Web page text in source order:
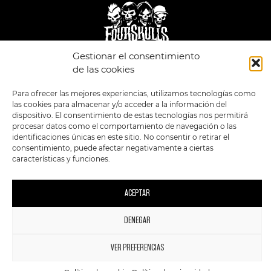
Gestionar el consentimiento
de las cookies
Para ofrecer las mejores experiencias, utilizamos tecnologías como
las cookies para almacenar y/o acceder a la información del
dispositivo. El consentimiento de estas tecnologías nos permitirá
procesar datos como el comportamiento de navegación o las
identificaciones únicas en este sitio. No consentir o retirar el
consentimiento, puede afectar negativamente a ciertas
características y funciones.
ACEPTAR
DENEGAR
VER PREFERENCIAS
POLÍTICA DE
PRIVACIDAD
TÉRMINOS Y
CONDICIONES
GENERALES DE LA
VENTA
POLÍTICA DE COOKIES
TIENDA
ESTILOS
FORMATOS
PREVENTAS
OFERTAS
MERCHANDISING
FOUR SKULLS
2023 FourSkulls. Reservados todos los derechos.